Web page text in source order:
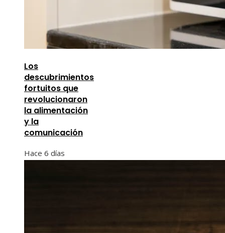
Los
descubrimientos
fortuitos que
revolucionaron
la alimentación
y la
comunicación
Hace 6 días